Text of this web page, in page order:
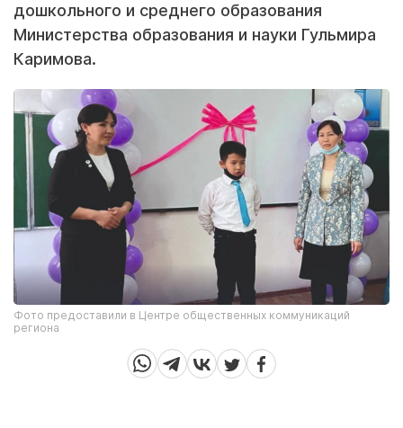
дошкольного и среднего образования
Министерства образования и науки Гульмира
Каримова.
Фото предоставили в Центре общественных коммуникаций
региона